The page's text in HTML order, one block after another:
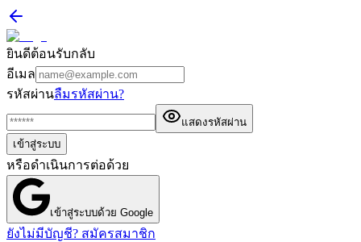
ยินดีต้อนรับกลับ
อีเมล
รหัสผ่านลืมรหัสผ่าน?
แสดงรหัสผ่าน
เข้าสู่ระบบ
หรือดำเนินการต่อด้วย
เข้าสู่ระบบด้วย Google
ยังไม่มีบัญชี? สมัครสมาชิก